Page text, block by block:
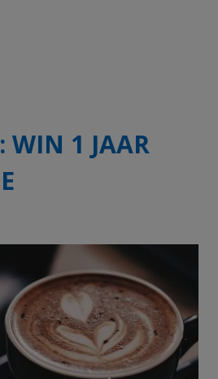
WIN 1 JAAR